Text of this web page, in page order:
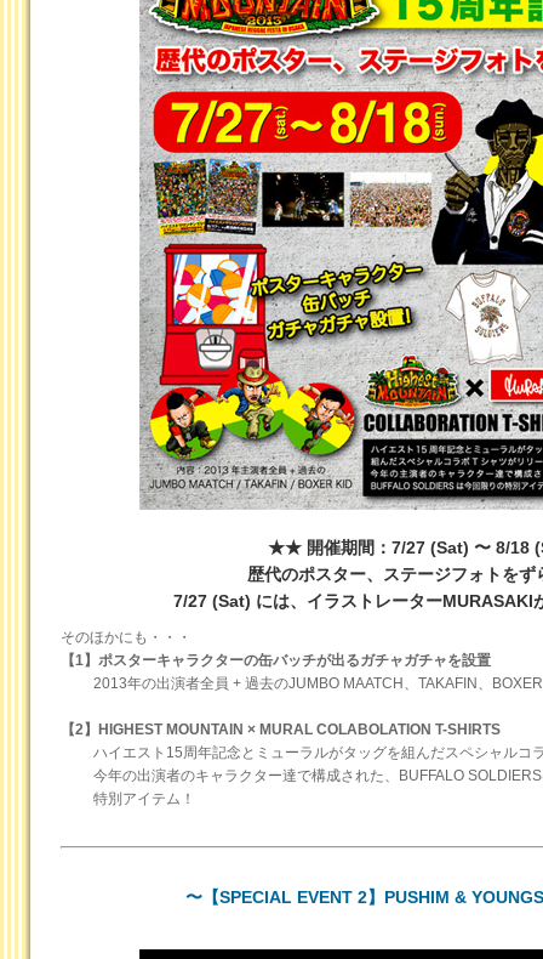
★★ 開催期間：7/27 (Sat) 〜 8/
歴代のポスター、ステージフォトをず
7/27 (Sat) には、イラストレーターMURASAKI
そのほかにも・・・
【1】ポスターキャラクターの缶バッチが出るガチャガチャを設置
2013年の出演者全員 + 過去のJUMBO MAATCH、TAKAFIN、
【2】HIGHEST MOUNTAIN × MURAL COLABOLATION T-SHIRTS
ハイエスト15周年記念とミューラルがタッグを組んだスペシャルコ
今年の出演者のキャラクター達で構成された、BUFFALO SOLDIERS
特別アイテム！
〜【SPECIAL EVENT 2】PUSHIM &